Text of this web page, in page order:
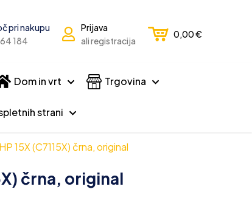
pri nakupu
184
Prijava
ali registracija
0,00€
Dom in vrt Trgovina
strani
15X (C7115X) črna, original
črna, original